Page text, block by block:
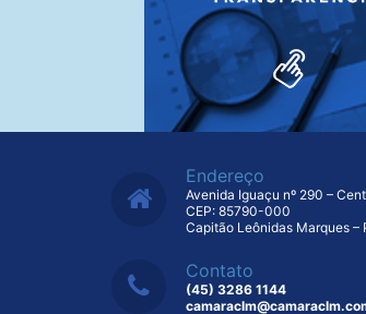
Endereço
Avenida Iguaçu nº 290 –
CEP: 85790-000
Capitão Leônidas Marques –
Contato
(45) 3286 1144